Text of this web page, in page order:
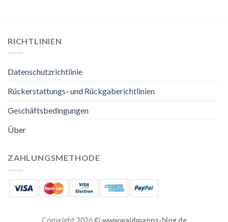
RICHTLINIEN
Datenschutzrichtlinie
Rückerstattungs- und Rückgaberichtlinien
Geschäftsbedingungen
Über
ZAHLUNGSMETHODE
Copyright 2026 © www.waidmanns-blog.de